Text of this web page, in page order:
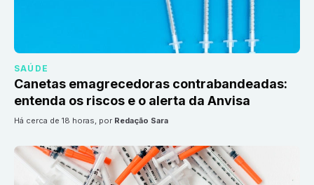
SAÚDE
Canetas emagrecedoras contrabandeadas:
entenda os riscos e o alerta da Anvisa
há cerca de 18 horas, por Redação Sara